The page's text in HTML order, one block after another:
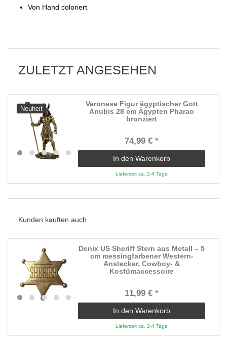
Von Hand coloriert
ZULETZT ANGESEHEN
Neuheit
Veronese Figur ägyptischer Gott
Anubis 28 cm Ägypten Pharao
bronziert
74,99 € *
In den Warenkorb
Lieferzeit ca. 2-4 Tage
Kunden kauften auch
Denix US Sheriff Stern aus Metall – 5
cm messingfarbener Western-
Anstecker, Cowboy- &
Kostümaccessoire
11,99 € *
In den Warenkorb
Lieferzeit ca. 2-4 Tage